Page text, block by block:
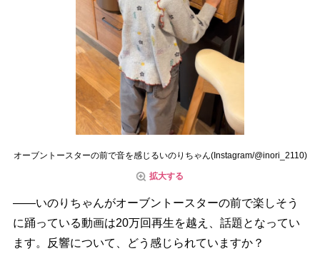
オーブントースターの前で音を感じるいのりちゃん(Instagram/@inori_2110)
拡大する
――いのりちゃんがオーブントースターの前で楽しそう
に踊っている動画は20万回再生を越え、話題となってい
ます。反響について、どう感じられていますか？